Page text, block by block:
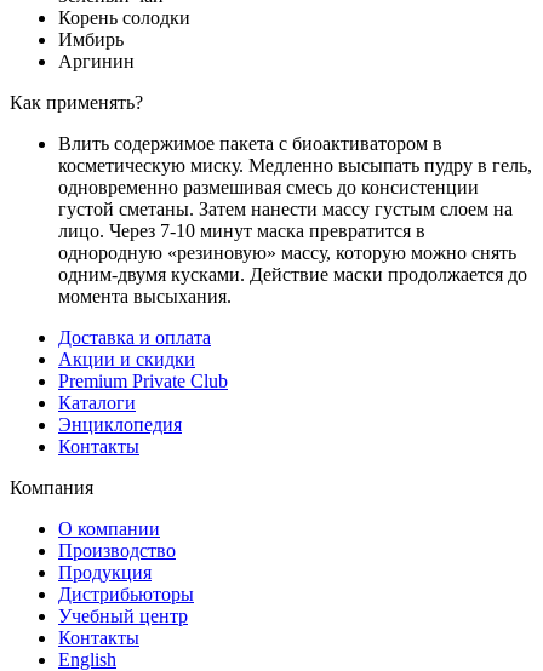
Корень солодки
Имбирь
Аргинин
Как применять?
Влить содержимое пакета с биоактиватором в
косметическую миску. Медленно высыпать пудру в гель,
одновременно размешивая смесь до консистенции
густой сметаны. Затем нанести массу густым слоем на
лицо. Через 7-10 минут маска превратится в
однородную «резиновую» массу, которую можно снять
одним-двумя кусками. Действие маски продолжается до
момента высыхания.
Доставка и оплата
Акции и скидки
Premium Private Club
Каталоги
Энциклопедия
Контакты
Компания
О компании
Производство
Продукция
Дистрибьюторы
Учебный центр
Контакты
English